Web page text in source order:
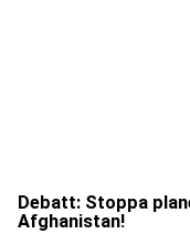
Debatt: Stoppa
Afghanistan!